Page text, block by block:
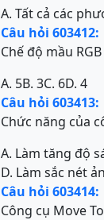
A. Tất cả các
Câu hỏi 603412:
Chế độ mầu
A. 5B. 3C. 6D. 4
Câu hỏi 603413:
Chức năng của
A. Làm tăng độ
D. Làm sắc nét
Câu hỏi 603414:
Công cụ Move